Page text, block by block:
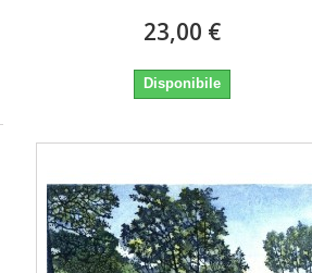
23,00 €
Disponibile